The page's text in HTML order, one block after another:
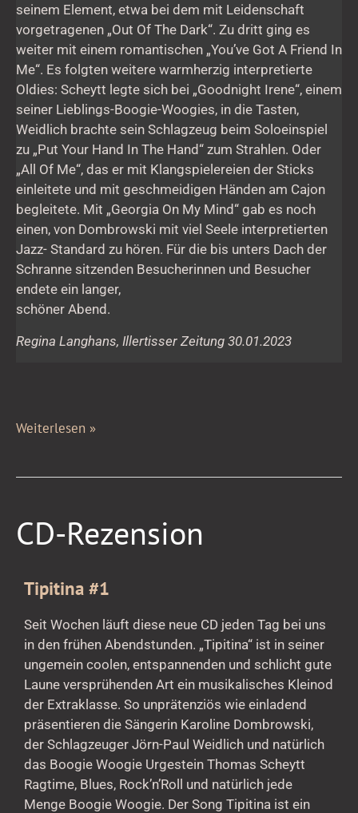
seinem Element, etwa bei dem mit Leidenschaft
vorgetragenen „Out Of The Dark“. Zu dritt ging es
weiter mit einem romantischen „You’ve Got A Friend In
Me“. Es folgten weitere warmherzig interpretierte
Oldies: Scheytt legte sich bei „Goodnight Irene“, einem
seiner Lieblings-Boogie-Woogies, in die Tasten,
Weidlich brachte sein Schlagzeug beim Soloeinspiel
zu „Put Your Hand In The Hand“ zum Strahlen. Oder
„All Of Me“, das er mit Klangspielereien der Sticks
einleitete und mit geschmeidigen Händen am Cajon
begleitete. Mit „Georgia On My Mind“ gab es noch
einen, von Dombrowski mit viel Seele interpretierten
Jazz- Standard zu hören. Für die bis unters Dach der
Schranne sitzenden Besucherinnen und Besucher
endete ein langer,
schöner Abend.
Regina Langhans, Illertisser Zeitung 30.01.2023
Weiterlesen »
CD-Rezension
Tipitina #1
Seit Wochen läuft diese neue CD jeden Tag bei uns
in den frühen Abendstunden. „Tipitina“ ist in seiner
ungemein coolen, entspannenden und schlicht gute
Laune versprühenden Art ein musikalisches Kleinod
der Extraklasse. So unprätenziös wie einladend
präsentieren die Sängerin Karoline Dombrowski,
der Schlagzeuger Jörn-Paul Weidlich und natürlich
das Boogie Woogie Urgestein Thomas Scheytt
Ragtime, Blues, Rock’n’Roll und natürlich jede
Menge Boogie Woogie. Der Song Tipitina ist ein
CD-
Rezension